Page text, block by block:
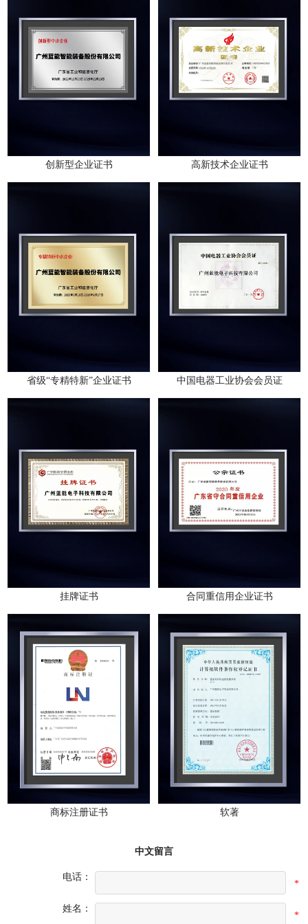
创新型企业证书 高新技术企业证书
省级“专精特新”企业证书 中国电器工业协会会员证
挂牌证书 合同重信用企业证书
商标注册证书 软著
中文留言
电话：
*
姓名：
*